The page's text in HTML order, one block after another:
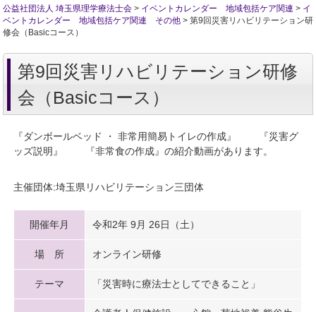
公益社団法人 埼玉県理学療法士会 > イベントカレンダー 地域包括ケア関連 > イ
ベントカレンダー 地域包括ケア関連 その他 >第9回災害リハビリテーション研
修会（Basicコース）
第9回災害リハビリテーション研修
会（Basicコース）
『ダンボールベッド ・ 非常用簡易トイレの作成』 『災害グ
ッズ説明』 『非常食の作成』の紹介動画があります。
主催団体:埼玉県リハビリテーション三団体
開催年月 令和2年 9月 26日（土）
場 所 オンライン研修
テーマ 「災害時に療法士としてできること」